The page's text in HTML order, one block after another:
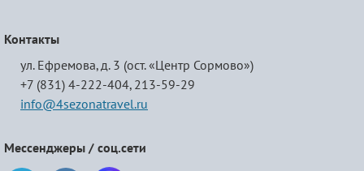
Контакты
ул. Ефремова, д. 3 (ост. «Центр Сормово»)
+7 (831) 4-222-404, 213-59-29
info@4sezonatravel.ru
Мессенджеры / соц.сети